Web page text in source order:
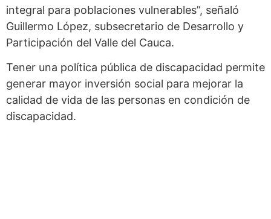
integral para poblaciones vulnerables”, señaló
Guillermo López, subsecretario de Desarrollo y
Participación del Valle del Cauca.
Tener una política pública de discapacidad permite
generar mayor inversión social para mejorar la
calidad de vida de las personas en condición de
discapacidad.